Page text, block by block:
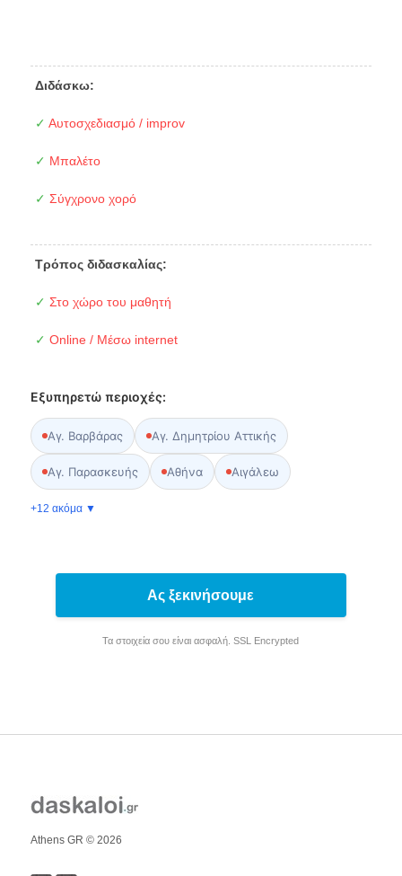
Διδάσκω:
✓ Αυτοσχεδιασμό / improv
✓ Μπαλέτο
✓ Σύγχρονο χορό
Τρόπος διδασκαλίας:
✓ Στο χώρο του μαθητή
✓ Online / Μέσω internet
Εξυπηρετώ περιοχές:
Αγ. Βαρβάρας Αγ. Δημητρίου Αττικής
Αγ. Παρασκευής Αθήνα Αιγάλεω
+12 ακόμα ▼
Ας ξεκινήσουμε
Τα στοιχεία σου είναι ασφαλή. SSL Encrypted
Athens GR © 2026